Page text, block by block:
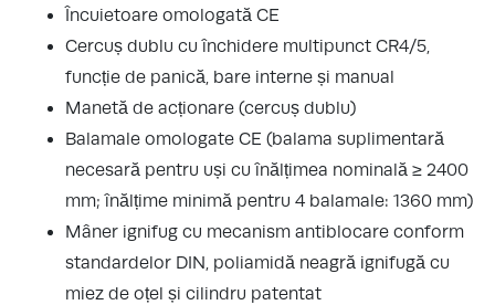
Încuietoare omologată CE
Cercuș dublu cu închidere multipunct CR4/5,
funcție de panică, bare interne și manual
Manetă de acționare (cercuș dublu)
Balamale omologate CE (balama suplimentară
necesară pentru uși cu înălțimea nominală ≥ 2400
mm; înălțime minimă pentru 4 balamale: 1360 mm)
Mâner ignifug cu mecanism antiblocare conform
standardelor DIN, poliamidă neagră ignifugă cu
miez de oțel și cilindru patentat